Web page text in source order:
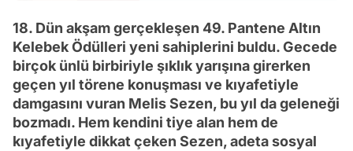
18. Dün akşam gerçekleşen 49. Pantene Altın
Kelebek Ödülleri yeni sahiplerini buldu. Gecede
birçok ünlü birbiriyle şıklık yarışına girerken
geçen yıl törene konuşması ve kıyafetiyle
damgasını vuran Melis Sezen, bu yıl da geleneği
bozmadı. Hem kendini tiye alan hem de
kıyafetiyle dikkat çeken Sezen, adeta sosyal